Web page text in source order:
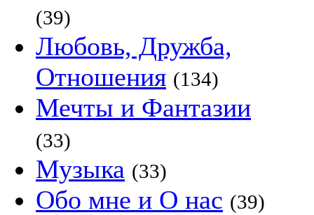
(39)
Любовь, Дружба,
Отношения (134)
Мечты и Фантазии
(33)
Музыка (33)
Обо мне и О нас (39)